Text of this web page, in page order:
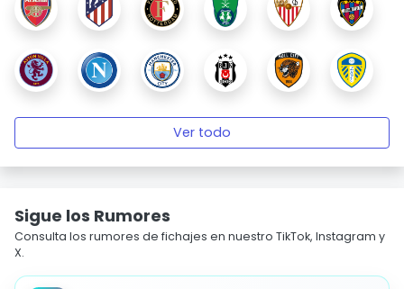
Ver todo
Sigue los Rumores
Consulta los rumores de fichajes en nuestro TikTok, Instagram y
X.